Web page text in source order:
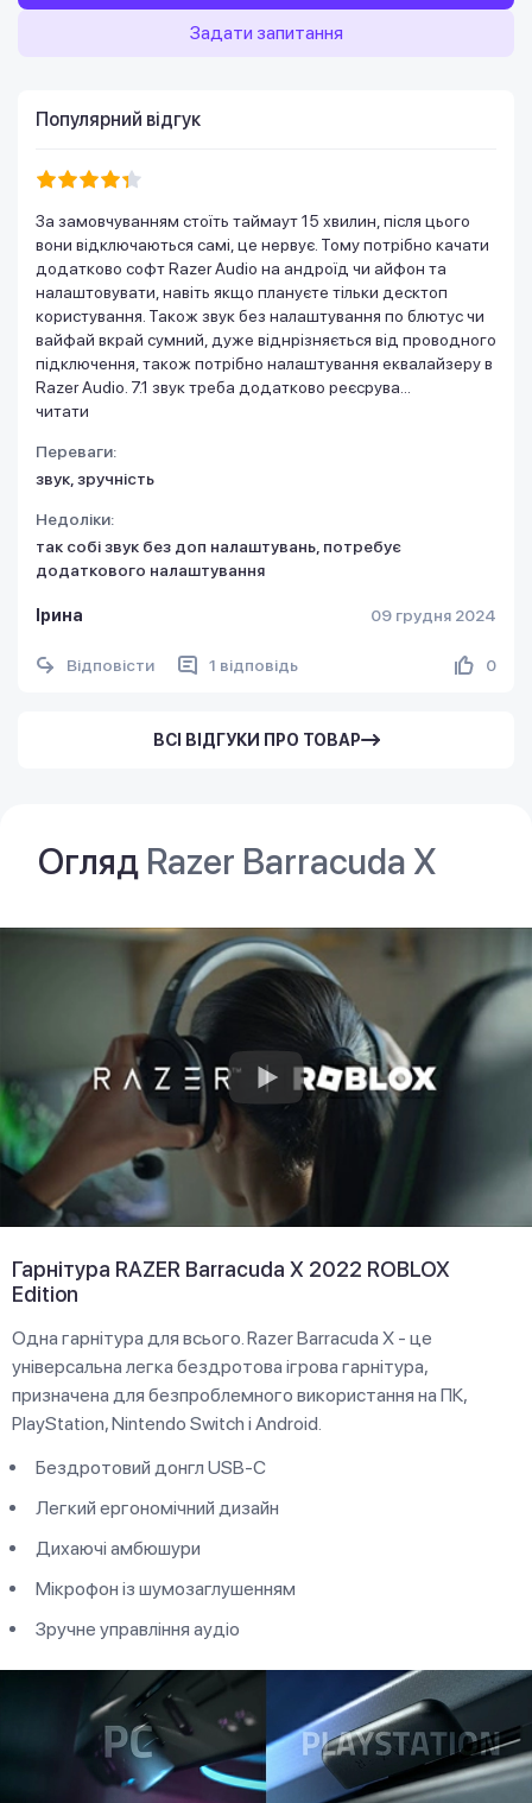
Задати запитання
Популярний відгук
За замовчуванням стоїть таймаут 15 хвилин, після цього
вони відключаються самі, це нервує. Тому потрібно качати
додатково софт Razer Audio на андроїд чи айфон та
налаштовувати, навіть якщо плануєте тільки десктоп
користування. Також звук без налаштування по блютус чи
вайфай вкрай сумний, дуже віднрізняється від проводного
підключення, також потрібно налаштування еквалайзеру в
Razer Audio. 7.1 звук треба додатково реєсрува...
читати
Переваги:
звук, зручність
Недоліки:
так собі звук без доп налаштувань, потребує
додаткового налаштування
Iрина 09 грудня 2024
Відповісти 1 відповідь 0
ВСІ ВІДГУКИ ПРО ТОВАР
Огляд Razer Barracuda X
Гарнітура RAZER Barracuda X 2022 ROBLOX
Edition
Одна гарнітура для всього. Razer Barracuda X - це
універсальна легка бездротова ігрова гарнітура,
призначена для безпроблемного використання на ПК,
PlayStation, Nintendo Switch і Android.
Бездротовий донгл USB-C
Легкий ергономічний дизайн
Дихаючі амбюшури
Мікрофон із шумозаглушенням
Зручне управління аудіо